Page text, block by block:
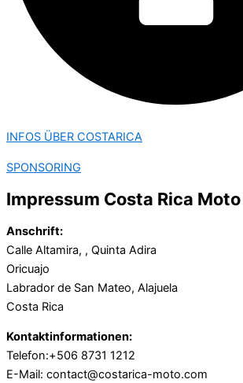
INFOS ÜBER COSTARICA
SPONSORING
Impressum Costa Rica Moto
Anschrift:
Calle Altamira, , Quinta Adira
Oricuajo
Labrador de San Mateo, Alajuela
Costa Rica
Kontaktinformationen:
Telefon:+506 8731 1212
E-Mail: contact@costarica-moto.com